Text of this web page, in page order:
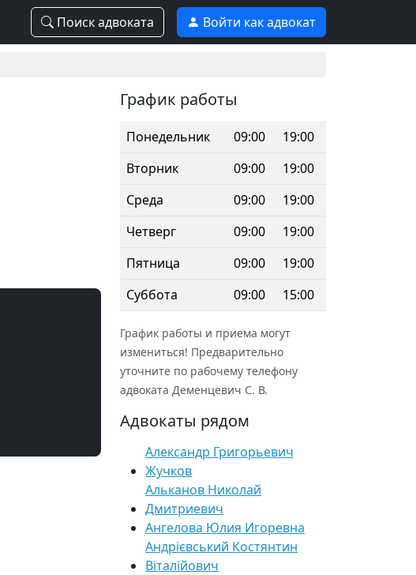
Поиск адвоката Войти как адвокат
График работы
Понедельник 09:00
19:00
Вторник
09:00
19:00
Среда
09:00
19:00
Четверг
09:00
19:00
Пятница
09:00
19:00
Суббота
09:00 15:00
График работы и приема могут
измениться! Предварительно
уточните по рабочему телефону
адвоката Деменцевич С. В.
Адвокаты рядом
Александр Григорьевич
Жучков
Альканов Николай
Дмитриевич
Ангелова Юлия Игоревна
Андрієвський Костянтин
Віталійович